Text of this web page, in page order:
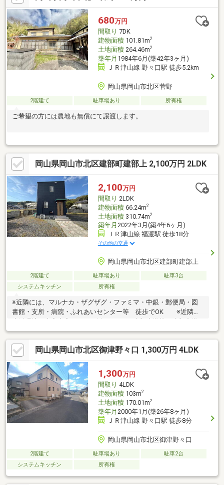
+リノベーションなど、お気軽にご相談ください！お問い合わせ
は【086-250-9005】または資料請求・来場予約ボタンから。
680万円
間取り 7DK
建物面積101.81m2
土地面積264.46m2
築年月 1984年6月(築42年3ヶ月)
ＪＲ津山線 野々口駅 徒歩5.2km
岡山県岡山市北区菅野
2階建て 駐車場あり 所有権
ご希望の方には農地も無償にて譲渡します。
岡山県岡山市北区建部町建部上 2,100万円 2LDK
2,100万円
間取り 2LDK
建物面積66.24m2
土地面積310.74m2
築年月 2022年3月(築4年6ヶ月)
ＪＲ津山線 福渡駅 徒歩18分
その他の交通
岡山県岡山市北区建部町建部上
2階建て 駐車場あり
駐車3台
システムキッチン
所有権
※近隣には、マルナカ・ザグザグ・ファミマ・中銀・郵便局・図
書館・支所・病院・ふれあいセンター等 徒歩でOK ※近隣の
校にも徒歩９分圏内！※家の目の間で、ホタルの乱舞がみられま
す / たけべ温泉も徒歩６分内で毎日癒やされます※居住中に
て、事前にご連絡下さい 内覧 調整致します（家具・家電他
ご希望あればご相談となります）※自然豊かな場所での時間を感
じながら暮らせます
岡山県岡山市北区御津野々口 1,300万円 4LDK
1,300万円
間取り 4LDK
建物面積103m2
土地面積170.01m2
築年月 2000年1月(築26年8ヶ月)
ＪＲ津山線 野々口駅 徒歩8分
岡山県岡山市北区御津野々口
2階建て 駐車場あり
駐車2台
システムキッチン
所有権